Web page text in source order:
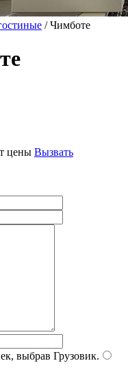
/ Чимботе
цены Вызвать
выбрав Грузовик.